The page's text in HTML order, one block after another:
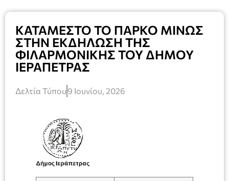
ΚΑΤΑΜΕΣΤΟ ΤΟ ΠΑΡΚΟ ΜΙΝΩΣ
ΣΤΗΝ ΕΚΔΗΛΩΣΗ ΤΗΣ
ΦΙΛΑΡΜΟΝΙΚΗΣ ΤΟΥ ΔΗΜΟΥ
ΙΕΡΑΠΕΤΡΑΣ
Δελτία Τύπου 9 Ιουνίου, 2026